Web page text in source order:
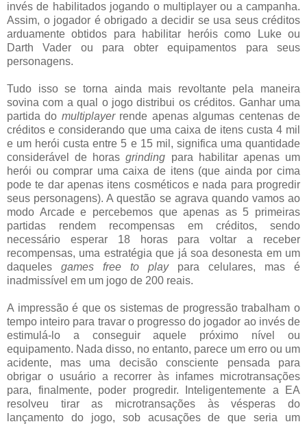
invés de habilitados jogando o multiplayer ou a campanha.
Assim, o jogador é obrigado a decidir se usa seus créditos
arduamente obtidos para habilitar heróis como Luke ou
Darth Vader ou para obter equipamentos para seus
personagens.
Tudo isso se torna ainda mais revoltante pela maneira
sovina com a qual o jogo distribui os créditos. Ganhar uma
partida do multiplayerrende apenas algumas centenas de
créditos e considerando que uma caixa de itens custa 4 mil
e um herói custa entre 5 e 15 mil, significa uma quantidade
considerável de horasgrinding para habilitar apenas um
herói ou comprar uma caixa de itens (que ainda por cima
pode te dar apenas itens cosméticos e nada para progredir
seus personagens). A questão se agrava quando vamos ao
modo Arcade e percebemos que apenas as 5 primeiras
partidas rendem recompensas em créditos, sendo
necessário esperar 18 horas para voltar a receber
recompensas, uma estratégia que já soa desonesta em um
daqueles games free to playpara celulares, mas é
inadmissível em um jogo de 200 reais.
A impressão é que os sistemas de progressão trabalham o
tempo inteiro para travar o progresso do jogador ao invés de
estimulá-lo a conseguir aquele próximo nível ou
equipamento. Nada disso, no entanto, parece um erro ou um
acidente, mas uma decisão consciente pensada para
obrigar o usuário a recorrer às infames microtransações
para, finalmente, poder progredir. Inteligentemente a EA
resolveu tirar as microtransações às vésperas do
lançamento do jogo, sob acusações de que seria um